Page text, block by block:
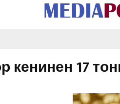
кенинен 17